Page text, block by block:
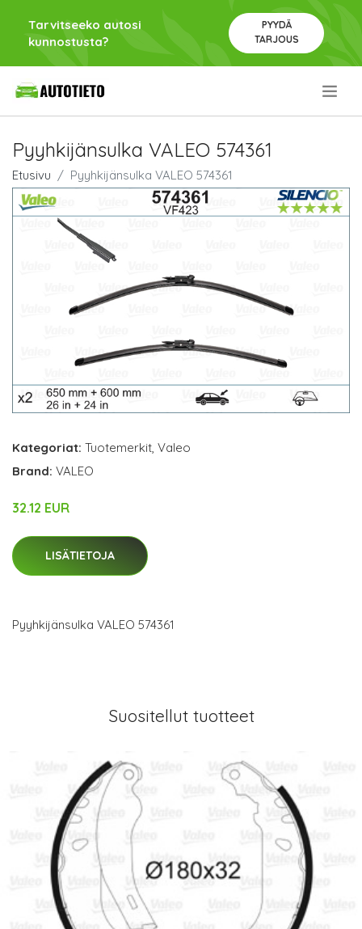
Tarvitseeko autosi
kunnostusta?
PYYDÄ
TARJOUS
Pyyhkijänsulka VALEO 574361
Etusivu Pyyhkijänsulka VALEO 574361
Kategoriat: Tuotemerkit, Valeo
Brand: VALEO
32.12 EUR
LISÄTIETOJA
Pyyhkijänsulka VALEO 574361
Suositellut tuotteet